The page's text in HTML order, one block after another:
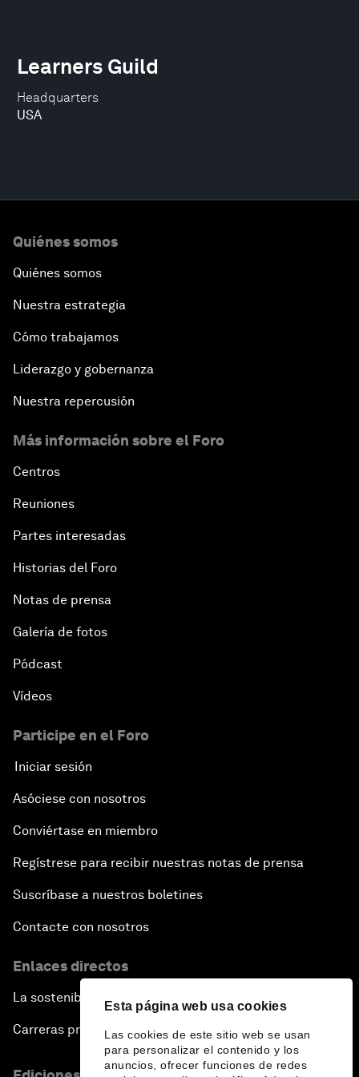
Esta página web usa cookies
Las cookies de este sitio web se usan
para personalizar el contenido y los
anuncios, ofrecer funciones de redes
Headquarters
USA
Learners Guild
Quiénes somos
Quiénes somos
Nuestra estrategia
Cómo trabajamos
Liderazgo y gobernanza
Nuestra repercusión
Más información sobre el Foro
Centros
Reuniones
Partes interesadas
Historias del Foro
Notas de prensa
Galería de fotos
Pódcast
Vídeos
Participe en el Foro
Iniciar sesión
Asóciese con nosotros
Conviértase en miembro
Regístrese para recibir nuestras notas de prensa
Suscríbase a nuestros boletines
Contacte con nosotros
Enlaces directos
La sostenibilidad en el Foro
Carreras profesionales